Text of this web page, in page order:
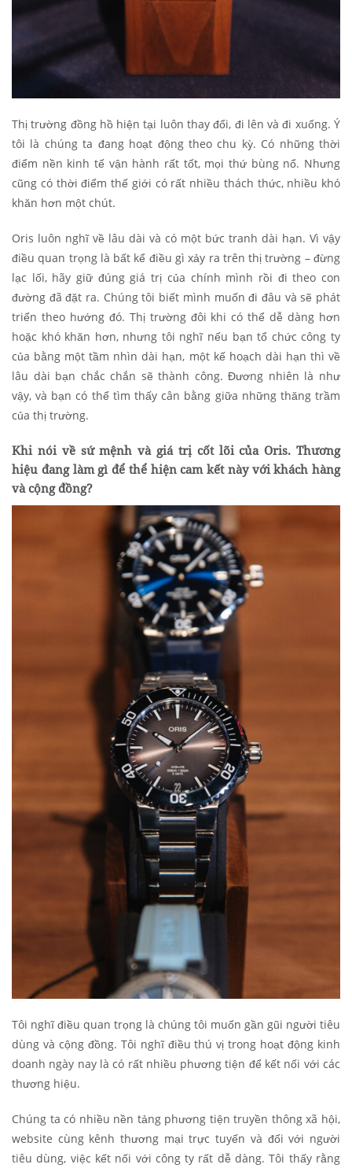
Thị trường đồng hồ hiện tại luôn thay đổi, đi lên và đi xuống. Ý
tôi là chúng ta đang hoạt động theo chu kỳ. Có những thời
điểm nền kinh tế vận hành rất tốt, mọi thứ bùng nổ. Nhưng
cũng có thời điểm thế giới có rất nhiều thách thức, nhiều khó
khăn hơn một chút.
Oris luôn nghĩ về lâu dài và có một bức tranh dài hạn. Vì vậy
điều quan trọng là bất kể điều gì xảy ra trên thị trường – đừng
lạc lối, hãy giữ đúng giá trị của chính mình rồi đi theo con
đường đã đặt ra. Chúng tôi biết mình muốn đi đâu và sẽ phát
triển theo hướng đó. Thị trường đôi khi có thể dễ dàng hơn
hoặc khó khăn hơn, nhưng tôi nghĩ nếu bạn tổ chức công ty
của bằng một tầm nhìn dài hạn, một kế hoạch dài hạn thì về
lâu dài bạn chắc chắn sẽ thành công. Đương nhiên là như
vậy, và bạn có thể tìm thấy cân bằng giữa những thăng trầm
của thị trường.
Khi nói về sứ mệnh và giá trị cốt lõi của Oris. Thương
hiệu đang làm gì để thể hiện cam kết này với khách hàng
và cộng đồng?
Tôi nghĩ điều quan trọng là chúng tôi muốn gần gũi người tiêu
dùng và cộng đồng. Tôi nghĩ điều thú vị trong hoạt động kinh
doanh ngày nay là có rất nhiều phương tiện để kết nối với các
thương hiệu.
Chúng ta có nhiều nền tảng phương tiện truyền thông xã hội,
website cùng kênh thương mại trực tuyến và đối với người
tiêu dùng, việc kết nối với công ty rất dễ dàng. Tôi thấy rằng